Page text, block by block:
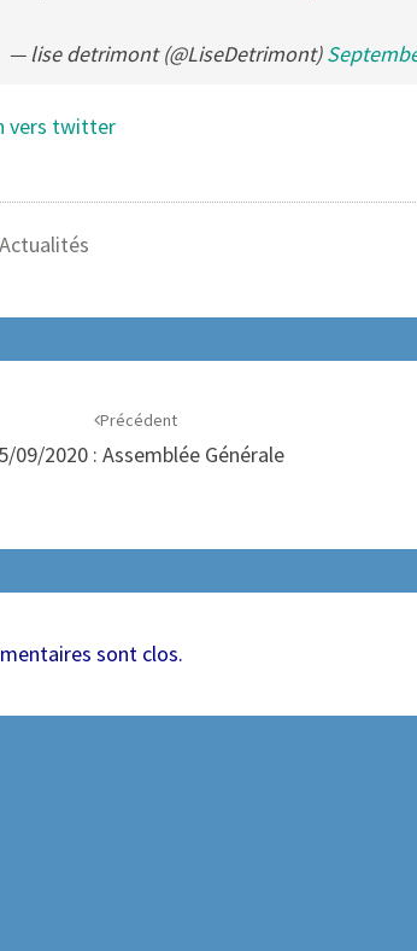
— lise detrimont (@LiseDetrimont)
vers twitter
Actualités
Précédent
09/2020 : Assemblée Générale
sont clos.